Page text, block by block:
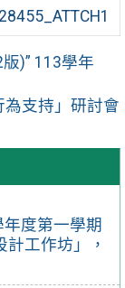
度第一學期
計工作坊」，
)” 113學年
為支持」研討會